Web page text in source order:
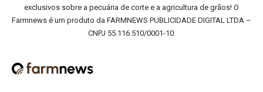
exclusivos sobre a pecuária de corte e a agricultura de grãos! O
Farmnews é um produto da FARMNEWS PUBLICIDADE DIGITAL LTDA –
CNPJ 55.116.510/0001-10.